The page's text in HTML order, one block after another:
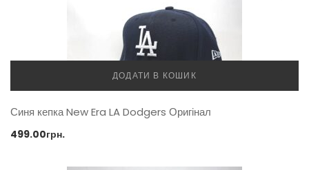
ДОДАТИ В КОШИК
Синя кепка New Era LA Dodgers Оригінал
499.00грн.